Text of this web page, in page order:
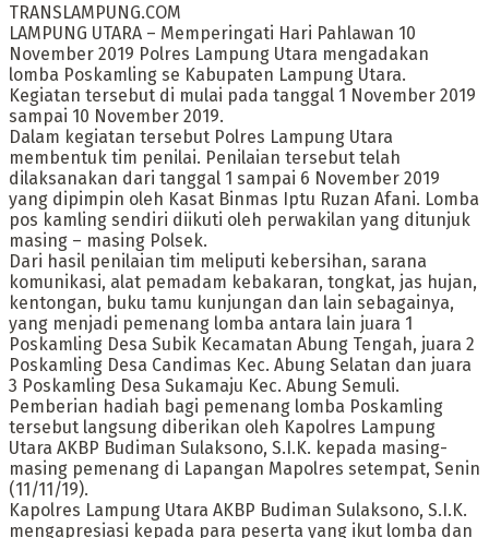
TRANSLAMPUNG.COM
LAMPUNG UTARA – Memperingati Hari Pahlawan 10
November 2019 Polres Lampung Utara mengadakan
lomba Poskamling se Kabupaten Lampung Utara.
Kegiatan tersebut di mulai pada tanggal 1 November 2019
sampai 10 November 2019.
Dalam kegiatan tersebut Polres Lampung Utara
membentuk tim penilai. Penilaian tersebut telah
dilaksanakan dari tanggal 1 sampai 6 November 2019
yang dipimpin oleh Kasat Binmas Iptu Ruzan Afani. Lomba
pos kamling sendiri diikuti oleh perwakilan yang ditunjuk
masing – masing Polsek.
Dari hasil penilaian tim meliputi kebersihan, sarana
komunikasi, alat pemadam kebakaran, tongkat, jas hujan,
kentongan, buku tamu kunjungan dan lain sebagainya,
yang menjadi pemenang lomba antara lain juara 1
Poskamling Desa Subik Kecamatan Abung Tengah, juara 2
Poskamling Desa Candimas Kec. Abung Selatan dan juara
3 Poskamling Desa Sukamaju Kec. Abung Semuli.
Pemberian hadiah bagi pemenang lomba Poskamling
tersebut langsung diberikan oleh Kapolres Lampung
Utara AKBP Budiman Sulaksono, S.I.K. kepada masing-
masing pemenang di Lapangan Mapolres setempat, Senin
(11/11/19).
Kapolres Lampung Utara AKBP Budiman Sulaksono, S.I.K.
mengapresiasi kepada para peserta yang ikut lomba dan